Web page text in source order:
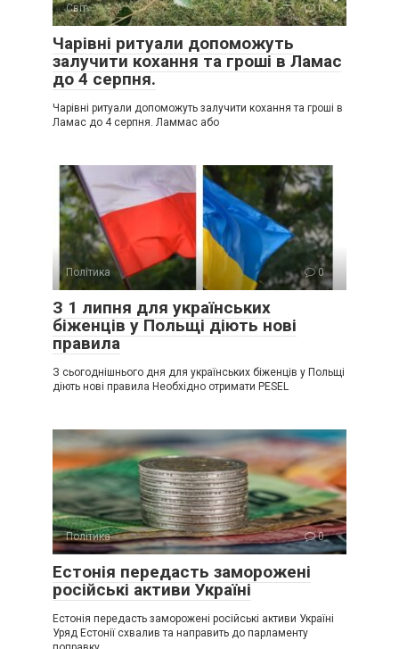
Світ 0
Чарівні ритуали допоможуть
залучити кохання та гроші в Ламас
до 4 серпня.
Чарівні ритуали допоможуть залучити кохання та гроші в
Ламас до 4 серпня. Ламмас або
Політика 0
З 1 липня для українських
біженців у Польщі діють нові
правила
З сьогоднішнього дня для українських біженців у Польщі
діють нові правила Необхідно отримати PESEL
Політика 0
Естонія передасть заморожені
російські активи Україні
Естонія передасть заморожені російські активи Україні
Уряд Естонії схвалив та направить до парламенту